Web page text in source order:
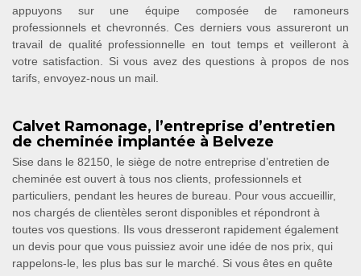
appuyons sur une équipe composée de ramoneurs
professionnels et chevronnés. Ces derniers vous assureront un
travail de qualité professionnelle en tout temps et veilleront à
votre satisfaction. Si vous avez des questions à propos de nos
tarifs, envoyez-nous un mail.
Calvet Ramonage, l’entreprise d’entretien
de cheminée implantée à Belveze
Sise dans le 82150, le siège de notre entreprise d’entretien de
cheminée est ouvert à tous nos clients, professionnels et
particuliers, pendant les heures de bureau. Pour vous accueillir,
nos chargés de clientèles seront disponibles et répondront à
toutes vos questions. Ils vous dresseront rapidement également
un devis pour que vous puissiez avoir une idée de nos prix, qui
rappelons-le, les plus bas sur le marché. Si vous êtes en quête